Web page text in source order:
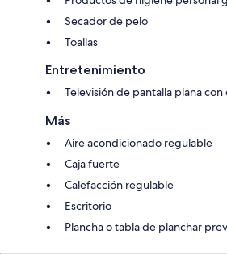
Secador de pelo
Toallas
Entretenimiento
Televisión de pantalla plana
Más
Aire acondicionado regulable
Caja fuerte
Calefacción regulable
Escritorio
Plancha o tabla de planchar